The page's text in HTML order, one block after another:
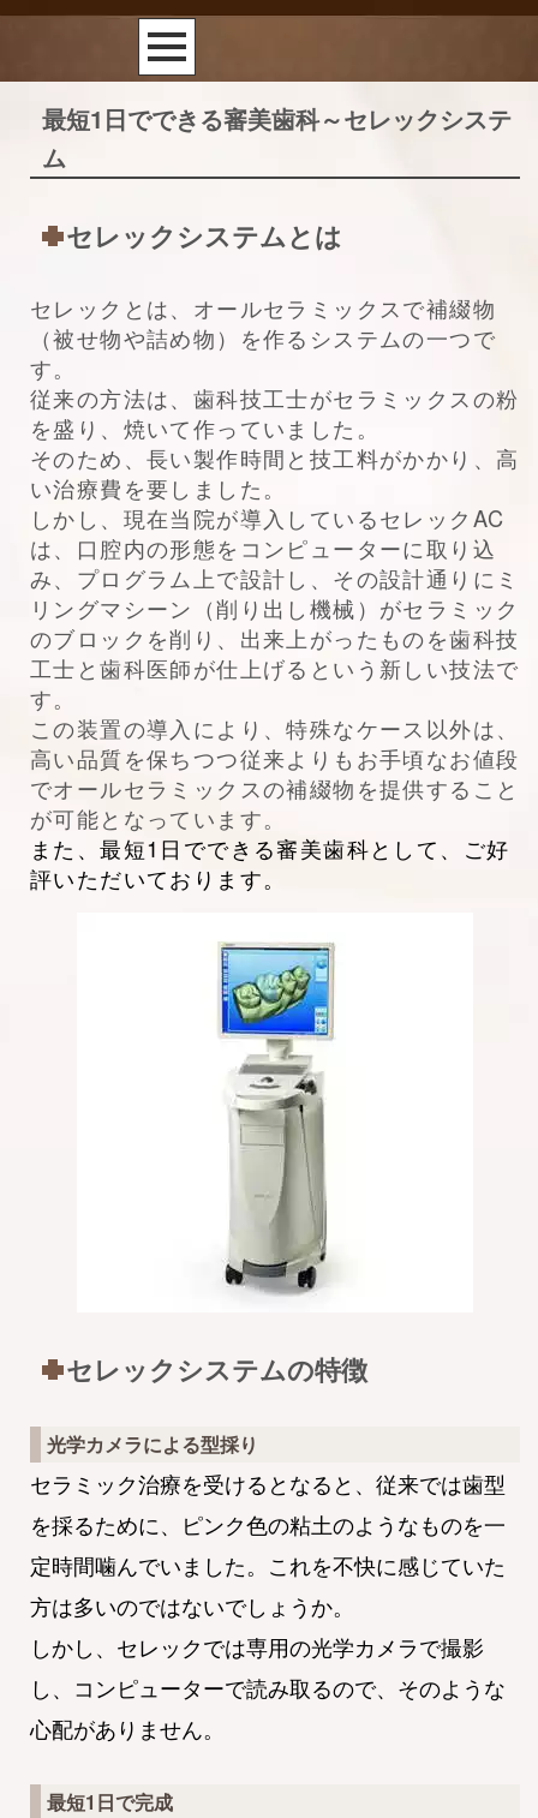
最短1日でできる審美歯科～セレックシステ
ム
セレックシステムとは
セレックとは、オールセラミックスで補綴物
（被せ物や詰め物）を作るシステムの一つで
す。
従来の方法は、歯科技工士がセラミックスの粉
を盛り、焼いて作っていました。
そのため、長い製作時間と技工料がかかり、高
い治療費を要しました。
しかし、現在当院が導入しているセレックAC
は、口腔内の形態をコンピューターに取り込
み、プログラム上で設計し、その設計通りにミ
リングマシーン（削り出し機械）がセラミック
のブロックを削り、出来上がったものを歯科技
工士と歯科医師が仕上げるという新しい技法で
す。
この装置の導入により、特殊なケース以外は、
高い品質を保ちつつ従来よりもお手頃なお値段
でオールセラミックスの補綴物を提供すること
が可能となっています。
また、最短1日でできる審美歯科として、ご好
評いただいております。
セレックシステムの特徴
光学カメラによる型採り
セラミック治療を受けるとなると、従来では歯型
を採るために、ピンク色の粘土のようなものを一
定時間噛んでいました。これを不快に感じていた
方は多いのではないでしょうか。
しかし、セレックでは専用の光学カメラで撮影
し、コンピューターで読み取るので、そのような
心配がありません。
最短1日で完成